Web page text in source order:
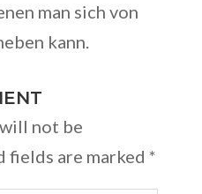
man sich von
kann.
not be
fields are marked *